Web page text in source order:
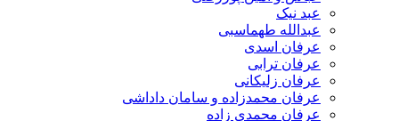
عبد نیک
عبدالله طهماسبی‎
عرفان اسدی
عرفان ترابی
عرفان زلیکانی
عرفان محمدزاده و سامان داداشی
عرفان محمدی زاده